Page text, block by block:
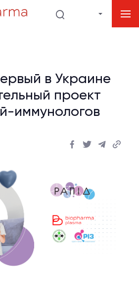
в Украине
проект
иммунологов